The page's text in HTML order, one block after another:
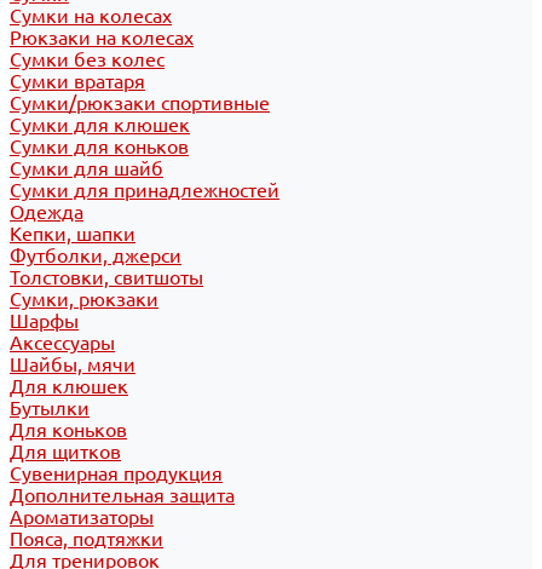
Сумки на колесах
Рюкзаки на колесах
Сумки без колес
Сумки вратаря
Сумки/рюкзаки спортивные
Сумки для клюшек
Сумки для коньков
Сумки для шайб
Сумки для принадлежностей
Одежда
Кепки, шапки
Футболки, джерси
Толстовки, свитшоты
Сумки, рюкзаки
Шарфы
Аксессуары
Шайбы, мячи
Для клюшек
Бутылки
Для коньков
Для щитков
Сувенирная продукция
Дополнительная защита
Ароматизаторы
Пояса, подтяжки
Для тренировок